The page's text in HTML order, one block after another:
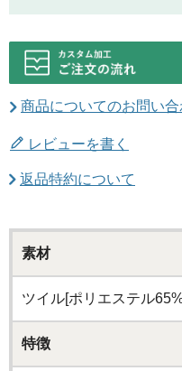
商品についてのお問い
レビューを書く
返品特約について
素材
ツイル[ポリエステル
特徴